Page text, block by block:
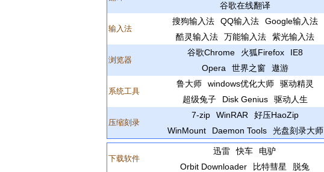
谷歌在线翻译
输入法
搜狗输入法 QQ输入法
Google输入法
酷灵输入法
万能输入法 紫光输入法
浏览器
谷歌Chrome 火狐Firefox
IE8
Opera
世界之窗 遨游
系统工具
鲁大师 windows优化大师
驱动精灵
超级兔子
Disk Genius 驱动人生
压缩刻录
7-zip WinRAR
好压HaoZip
WinMount
Daemon Tools 光盘刻录大师
下载软件
迅雷 快车
电驴
Orbit Downloader
比特彗星 脱兔